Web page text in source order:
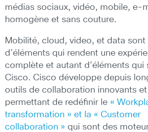
médias sociaux, vidéo, mobile, e-
homogène et sans couture.
Mobilité, cloud, video, et data
d’éléments qui rendent une
complète et autant d’éléments qui
Cisco. Cisco développe depuis
outils de collaboration innovants
permettant de redéfinir le «
transformation » et la « Customer
collaboration » qui sont des